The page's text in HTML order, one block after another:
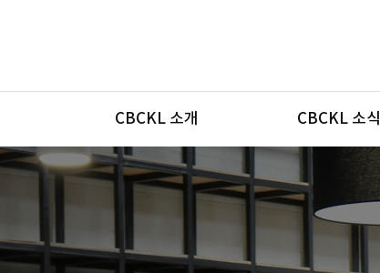
메뉴
CBCKL 소개 CBCKL 소식